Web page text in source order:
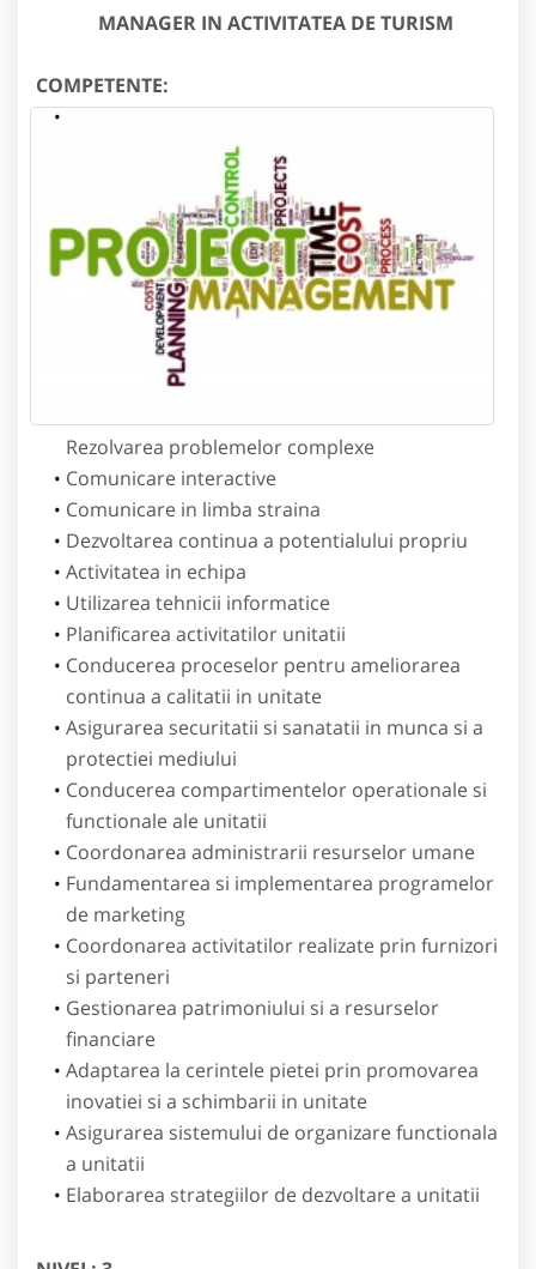
MANAGER IN ACTIVITATEA DE TURISM
COMPETENTE:
Rezolvarea problemelor complexe
Comunicare interactive
Comunicare in limba straina
Dezvoltarea continua a potentialului propriu
Activitatea in echipa
Utilizarea tehnicii informatice
Planificarea activitatilor unitatii
Conducerea proceselor pentru ameliorarea
continua a calitatii in unitate
Asigurarea securitatii si sanatatii in munca si a
protectiei mediului
Conducerea compartimentelor operationale si
functionale ale unitatii
Coordonarea administrarii resurselor umane
Fundamentarea si implementarea programelor
de marketing
Coordonarea activitatilor realizate prin furnizori
si parteneri
Gestionarea patrimoniului si a resurselor
financiare
Adaptarea la cerintele pietei prin promovarea
inovatiei si a schimbarii in unitate
Asigurarea sistemului de organizare functionala
a unitatii
Elaborarea strategiilor de dezvoltare a unitatii